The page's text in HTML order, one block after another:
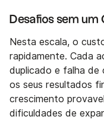
Desafios sem um
Nesta escala, o
rapidamente. Cada
duplicado e falha
os seus resultados
crescimento
dificuldades de